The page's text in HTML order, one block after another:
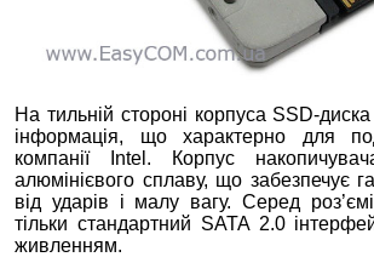
На тильній стороні корпуса SSD-диска
інформація, що характерно для
компанії Intel. Корпус
алюмінієвого сплаву, що забезпечує
від ударів і малу вагу. Серед
тільки стандартний SATA 2.0
живленням.